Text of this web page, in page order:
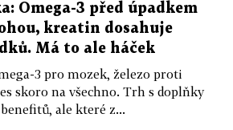
Omega-3 před úpadkem
kreatin dosahuje
Má to ale háček
3 pro mozek, železo proti
skoro na všechno. Trh s doplňky
ale které z...